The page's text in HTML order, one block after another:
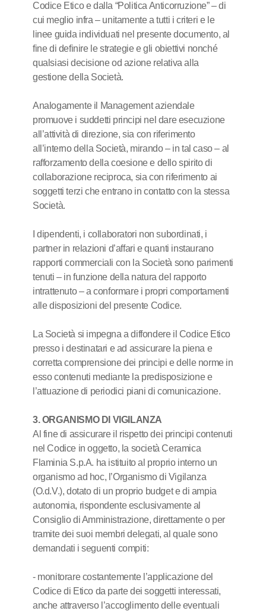
Codice Etico e dalla “Politica Anticorruzione” – di
cui meglio infra – unitamente a tutti i criteri e le
linee guida individuati nel presente documento, al
fine di definire le strategie e gli obiettivi nonché
qualsiasi decisione od azione relativa alla
gestione della Società.
Analogamente il Management aziendale
promuove i suddetti principi nel dare esecuzione
all’attività di direzione, sia con riferimento
all’interno della Società, mirando – in tal caso – al
rafforzamento della coesione e dello spirito di
collaborazione reciproca, sia con riferimento ai
soggetti terzi che entrano in contatto con la stessa
Società.
I dipendenti, i collaboratori non subordinati, i
partner in relazioni d’affari e quanti instaurano
rapporti commerciali con la Società sono parimenti
tenuti – in funzione della natura del rapporto
intrattenuto – a conformare i propri comportamenti
alle disposizioni del presente Codice.
La Società si impegna a diffondere il Codice Etico
presso i destinatari e ad assicurare la piena e
corretta comprensione dei principi e delle norme in
esso contenuti mediante la predisposizione e
l’attuazione di periodici piani di comunicazione.
3. ORGANISMO DI VIGILANZA
Al fine di assicurare il rispetto dei principi contenuti
nel Codice in oggetto, la società Ceramica
Flaminia S.p.A. ha istituito al proprio interno un
organismo ad hoc, l’Organismo di Vigilanza
(O.d.V.), dotato di un proprio budget e di ampia
autonomia, rispondente esclusivamente al
Consiglio di Amministrazione, direttamente o per
tramite dei suoi membri delegati, al quale sono
demandati i seguenti compiti:
- monitorare costantemente l’applicazione del
Codice di Etico da parte dei soggetti interessati,
anche attraverso l’accoglimento delle eventuali